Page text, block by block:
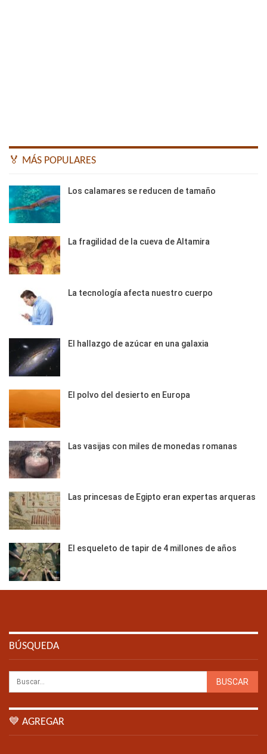
🏅 MÁS POPULARES
Los calamares se reducen de tamaño
La fragilidad de la cueva de Altamira
La tecnología afecta nuestro cuerpo
El hallazgo de azúcar en una galaxia
El polvo del desierto en Europa
Las vasijas con miles de monedas romanas
Las princesas de Egipto eran expertas arqueras
El esqueleto de tapir de 4 millones de años
BÚSQUEDA
💙 AGREGAR